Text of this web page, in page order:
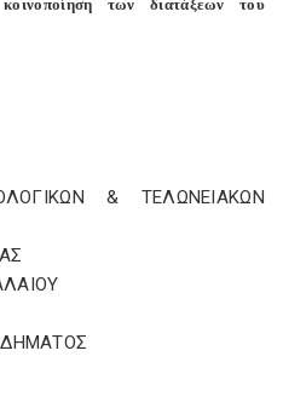
των διατάξεων του
& ΤΕΛΩΝΕΙΑΚΩΝ